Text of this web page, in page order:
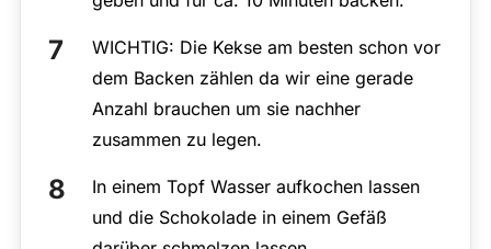
WICHTIG: Die Kekse am besten schon vor
dem Backen zählen da wir eine gerade
Anzahl brauchen um sie nachher
zusammen zu legen.
In einem Topf Wasser aufkochen lassen
und die Schokolade in einem Gefäß